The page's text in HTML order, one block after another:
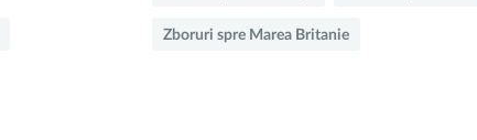
Zboruri spre Marea Britanie